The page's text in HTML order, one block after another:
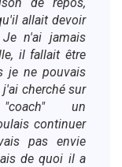
allait devoir
n'ai jamais
il fallait être
je ne pouvais
cherché sur
un
continuer
pas envie
de quoi il a